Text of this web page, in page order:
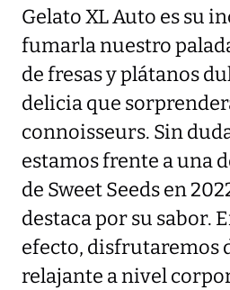
Gelato XL Auto es su
fumarla nuestro
de fresas y plátanos
delicia que
connoisseurs. Sin
estamos frente a una
de Sweet Seeds en
destaca por su sabor.
efecto, disfrutaremos
relajante a nivel